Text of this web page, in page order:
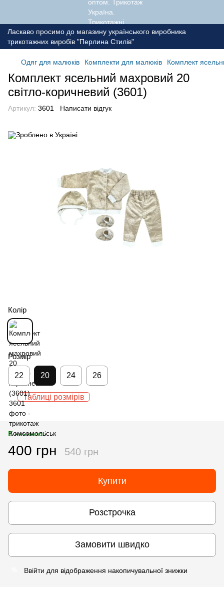
Ласкаво просимо до магазину українського виробника
трикотажних виробів "Перлина Стилів"
Одяг для малюків Комплекти для малюків Комплект
Комплект ясельний махровий 20
світло-коричневий (3601)
Артикул: 3601 Написати відгук
Колір
Розмір
22 20 24 26
Таблиці розмірів
В наявності
400 грн 540 грн
Купити
Розстрочка
Замовити швидко
Ввійти для відображення накопичувальної знижки